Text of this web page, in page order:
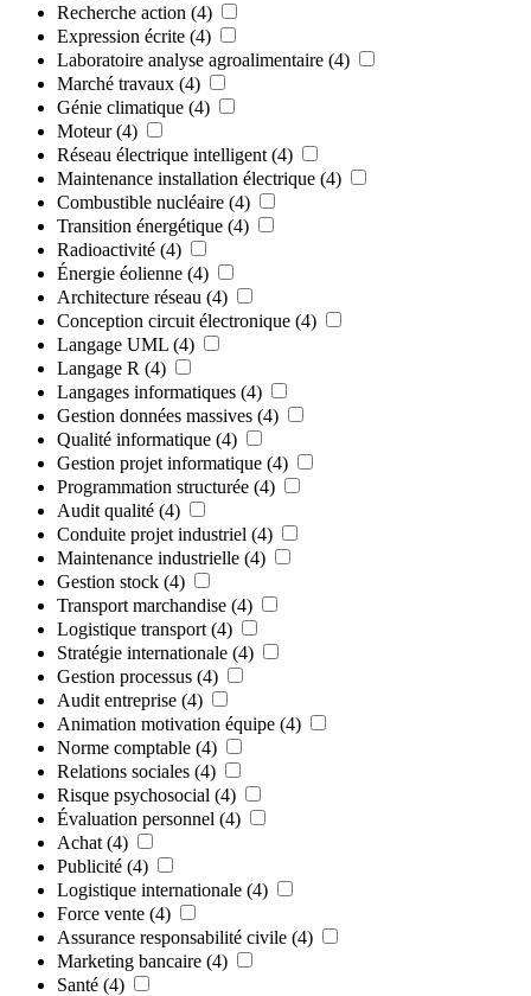
Recherche action (4)
Expression écrite (4)
Laboratoire analyse agroalimentaire (4)
Marché travaux (4)
Génie climatique (4)
Moteur (4)
Réseau électrique intelligent (4)
Maintenance installation électrique (4)
Combustible nucléaire (4)
Transition énergétique (4)
Radioactivité (4)
Énergie éolienne (4)
Architecture réseau (4)
Conception circuit électronique (4)
Langage UML (4)
Langage R (4)
Langages informatiques (4)
Gestion données massives (4)
Qualité informatique (4)
Gestion projet informatique (4)
Programmation structurée (4)
Audit qualité (4)
Conduite projet industriel (4)
Maintenance industrielle (4)
Gestion stock (4)
Transport marchandise (4)
Logistique transport (4)
Stratégie internationale (4)
Gestion processus (4)
Audit entreprise (4)
Animation motivation équipe (4)
Norme comptable (4)
Relations sociales (4)
Risque psychosocial (4)
Évaluation personnel (4)
Achat (4)
Publicité (4)
Logistique internationale (4)
Force vente (4)
Assurance responsabilité civile (4)
Marketing bancaire (4)
Santé (4)